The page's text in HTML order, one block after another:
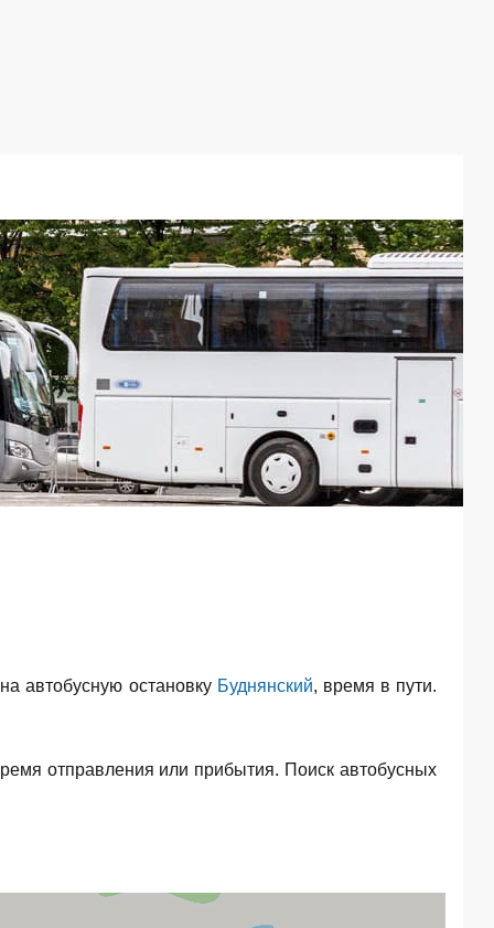
автобусную остановку Буднянский, время в пути.
отправления или прибытия. Поиск автобусных